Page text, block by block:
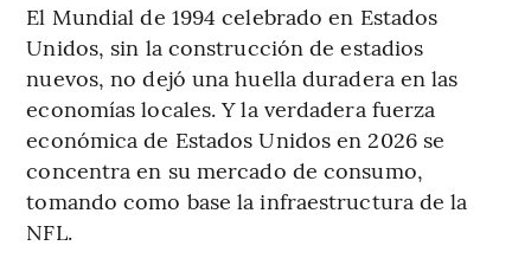
El Mundial de 1994 celebrado en Estados
Unidos, sin la construcción de estadios
nuevos, no dejó una huella duradera en las
economías locales. Y la verdadera fuerza
económica de Estados Unidos en 2026 se
concentra en su mercado de consumo,
tomando como base la infraestructura de la
NFL.